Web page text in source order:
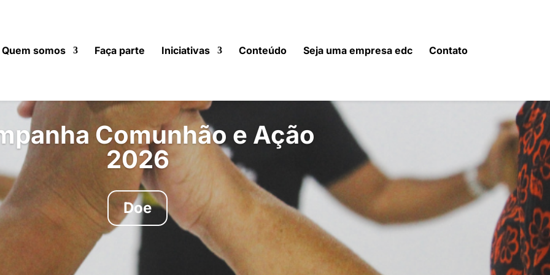
Quem somos Faça parte Iniciativas Conteúdo Seja uma empresa edc Contato
Comunhão e Ação
2026
Doe